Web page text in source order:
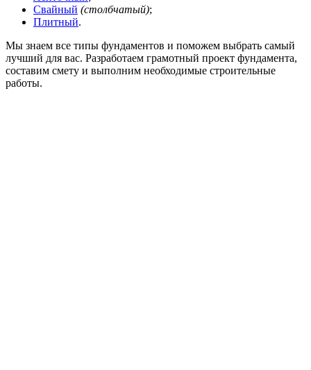
Свайный (столбчатый);
Плитный.
Мы знаем все типы фундаментов и поможем выбрать самый
лучший для вас. Разработаем грамотный проект фундамента,
составим смету и выполним необходимые строительные
работы.